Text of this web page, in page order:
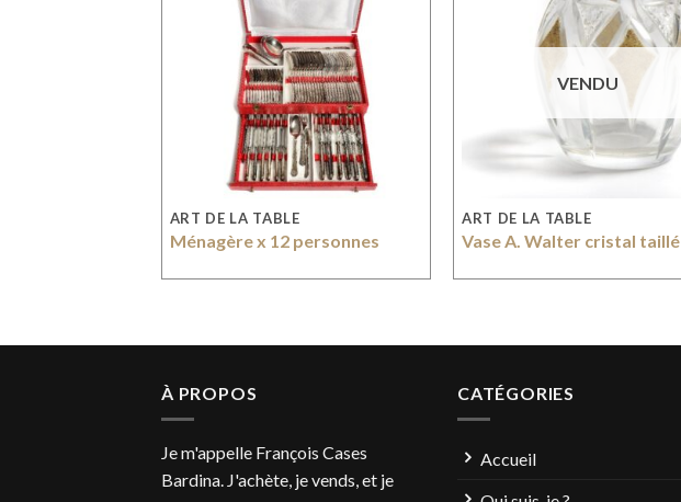
ART DE LA TABLE
Ménagère x 12 personnes
VENDU
ART DE LA TABLE
Vase A. Walter cristal taillé
À PROPOS
Je m'appelle François Cases
Bardina. J'achète, je vends, et je
CATÉGORIES
Accueil